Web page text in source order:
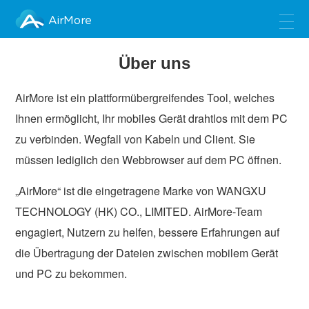
AirMore
Über uns
AirMore ist ein plattformübergreifendes Tool, welches
Ihnen ermöglicht, Ihr mobiles Gerät drahtlos mit dem PC
zu verbinden. Wegfall von Kabeln und Client. Sie
müssen lediglich den Webbrowser auf dem PC öffnen.
„AirMore“ ist die eingetragene Marke von WANGXU
TECHNOLOGY (HK) CO., LIMITED. AirMore-Team
engagiert, Nutzern zu helfen, bessere Erfahrungen auf
die Übertragung der Dateien zwischen mobilem Gerät
und PC zu bekommen.